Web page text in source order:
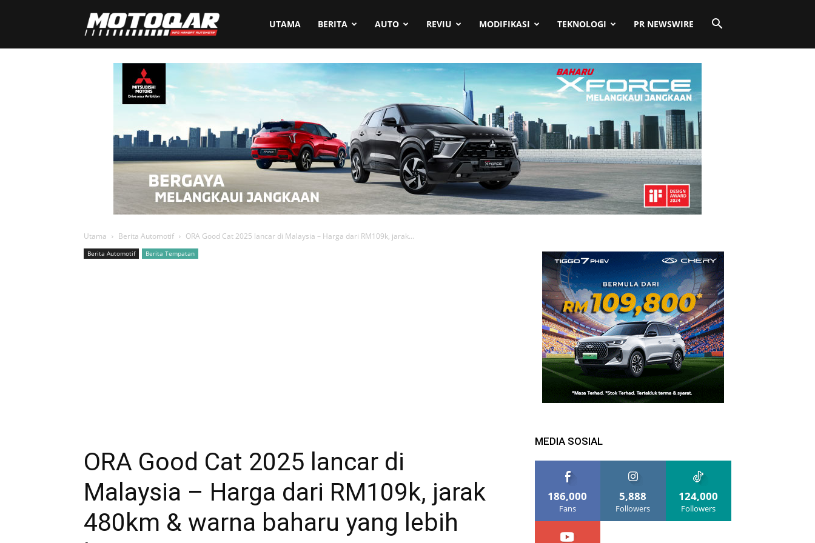
Motoqar UTAMA BERITA AUTO REVIU MODIFIKASI TEKNOLOGI PR NEWSWIRE
Utama Berita Automotif ORA Good Cat 2025 lancar di Malaysia – Harga dari RM109k, jarak...
Berita Automotif Berita Tempatan
ORA Good Cat 2025 lancar di
Malaysia – Harga dari RM109k, jarak
480km & warna baharu yang lebih
MEDIA SOSIAL
186,000
Fans
5,888
Followers
124,000
Followers